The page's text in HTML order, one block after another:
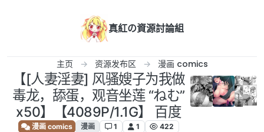
真紅の資源討論組
主页 资源发布区 漫画 comics
【[人妻淫妻] 风骚嫂子为我做
毒龙，舔蛋，观音坐莲 “ねむ”
x50】【4089P/1.1G】 百度
漫画 comics 漫画 1 1 422